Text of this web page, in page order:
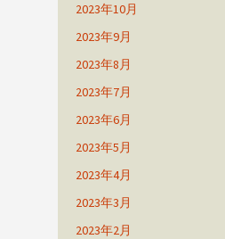
2023年10月
2023年9月
2023年8月
2023年7月
2023年6月
2023年5月
2023年4月
2023年3月
2023年2月